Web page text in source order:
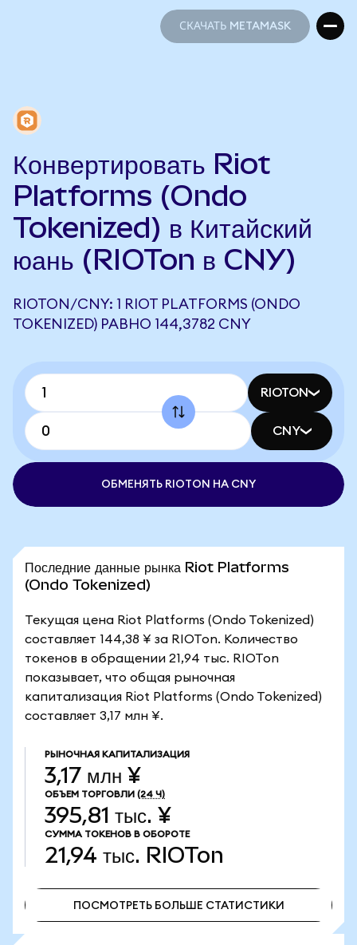
СКАЧАТЬ METAMASK
Конвертировать Riot
Platforms (Ondo
Tokenized) в Китайский
юань (RIOTon в CNY)
RIOTON/CNY: 1 RIOT PLATFORMS (ONDO
TOKENIZED) РАВНО 144,3782 CNY
RIOTON
CNY
ОБМЕНЯТЬ RIOTON НА CNY
Последние данные рынка Riot Platforms
(Ondo Tokenized)
Текущая цена Riot Platforms (Ondo Tokenized)
составляет 144,38 ¥ за RIOTon. Количество
токенов в обращении 21,94 тыс. RIOTon
показывает, что общая рыночная
капитализация Riot Platforms (Ondo Tokenized)
составляет 3,17 млн ¥.
РЫНОЧНАЯ КАПИТАЛИЗАЦИЯ
3,17 млн ¥
ОБЪЕМ ТОРГОВЛИ (24 Ч)
395,81 тыс. ¥
СУММА ТОКЕНОВ В ОБОРОТЕ
21,94 тыс. RIOTon
ПОСМОТРЕТЬ БОЛЬШЕ СТАТИСТИКИ